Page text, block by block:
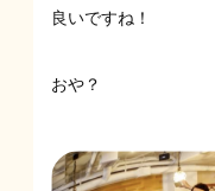
良いですね！
おや？